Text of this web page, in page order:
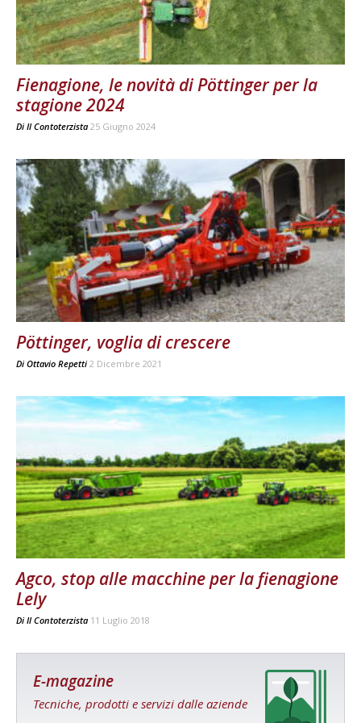
Fienagione, le novità di Pöttinger per la
stagione 2024
Di Il Contoterzista 25 Giugno 2024
Pöttinger, voglia di crescere
Di Ottavio Repetti 2 Dicembre 2021
Agco, stop alle macchine per la fienagione
Lely
Di Il Contoterzista 11 Luglio 2018
E-magazine
Tecniche, prodotti e servizi dalle aziende